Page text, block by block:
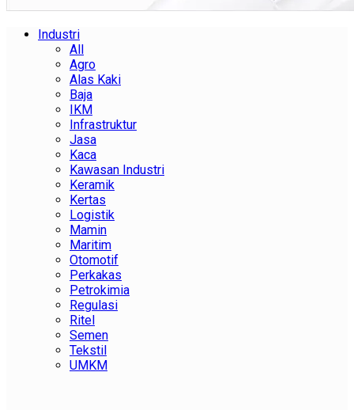
Industri
All
Agro
Alas Kaki
Baja
IKM
Infrastruktur
Jasa
Kaca
Kawasan Industri
Keramik
Kertas
Logistik
Mamin
Maritim
Otomotif
Perkakas
Petrokimia
Regulasi
Ritel
Semen
Tekstil
UMKM